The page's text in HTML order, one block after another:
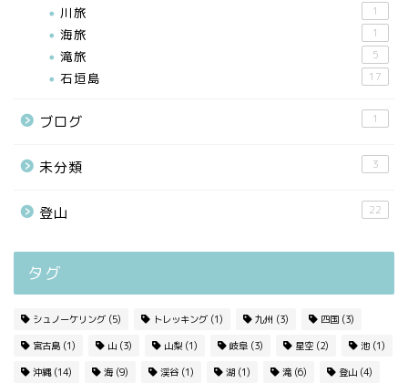
川旅 1
海旅 1
滝旅 5
石垣島 17
ブログ 1
未分類 3
登山 22
タグ
シュノーケリング (5) トレッキング (1) 九州 (3) 四国 (3)
宮古島 (1) 山 (3) 山梨 (1) 岐阜 (3) 星空 (2) 池 (1)
沖縄(14) 海 (9) 渓谷 (1) 湖 (1) 滝 (6) 登山 (4)